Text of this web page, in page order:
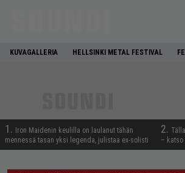
KUVAGALLERIA HELLSINKI METAL FESTIVAL
1.
Iron Maidenin keulilla on laulanut tähän
mennessä tasan yksi legenda, julistaa ex-solisti
2.
– katso